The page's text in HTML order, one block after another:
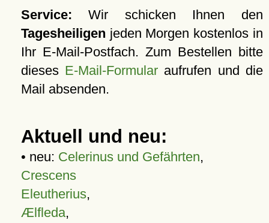
Service: Wir schicken Ihnen den
Tagesheiligen jeden Morgen kostenlos in
Ihr E-Mail-Postfach. Zum Bestellen bitte
dieses E-Mail-Formular aufrufen und die
Mail absenden.
Aktuell und neu:
• neu: Celerinus und Gefährten,
Crescens
Eleutherius,
Ælfleda,